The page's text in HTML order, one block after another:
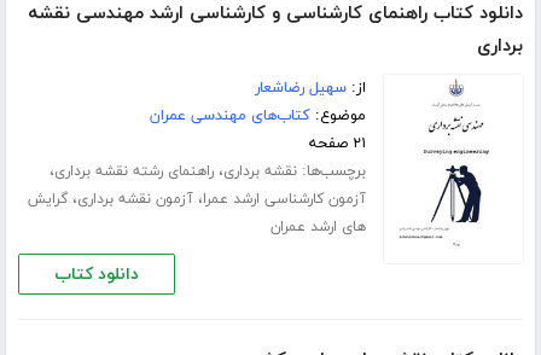
دانلود کتاب راهنمای کارشناسی و کارشناسی ارشد مهندسی نقشه
برداری
از:سهیل رضاشعار
موضوع:کتاب‌های مهندسی عمران
۲۱ صفحه
برچسب‌ها:نقشه برداری،راهنمای رشته نقشه برداری،
آزمون کارشناسی ارشد عمرا،آزمون نقشه برداری،گرایش
های ارشد عمران
دانلود کتاب